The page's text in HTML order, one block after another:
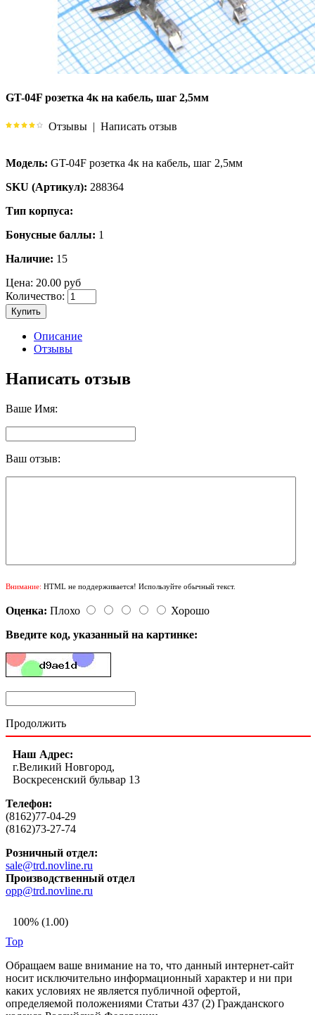
GT-04F розетка 4к на кабель, шаг 2,5мм
Отзывы | Написать отзыв
Модель: GT-04F розетка 4к на кабель, шаг 2,5мм
SKU (Артикул): 288364
Тип корпуса:
Бонусные баллы: 1
Наличие: 15
Цена: 20.00 руб
Количество:
Купить
Описание
Отзывы
Написать отзыв
Ваше Имя:
Ваш отзыв:
Внимание: HTML не поддерживается! Используйте обычный текст.
Оценка: Плохо
Хорошо
Введите код, указанный на картинке:
Продолжить
Наш Адрес:
г.Великий Новгород,
Воскресенский бульвар 13
Телефон:
(8162)77-04-29
(8162)73-27-74
Розничный отдел:
sale@trd.novline.ru
Производственный отдел
opp@trd.novline.ru
100% (1.00)
Top
Обращаем ваше внимание на то, что данный интернет-сайт
носит исключительно информационный характер и ни при
каких условиях не является публичной офертой,
определяемой положениями Статьи 437 (2) Гражданского